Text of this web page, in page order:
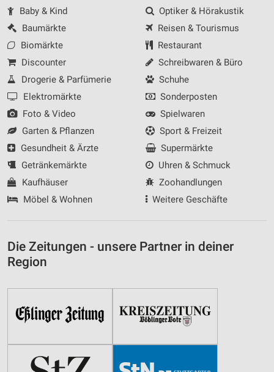
Baby & Kind
Baumärkte
Biomärkte
Discounter
Drogerie & Parfümerie
Elektromärkte
Foto & Video
Garten & Pflanzen
Gesundheit & Ärzte
Getränkemärkte
Kaufhäuser
Möbel & Wohnen
Optiker & Hörakustik
Reisen & Tourismus
Restaurant
Schreibwaren & Büro
Schuhe
Sonderposten
Spielwaren
Sport & Freizeit
Supermärkte
Uhren & Schmuck
Zoohandlungen
Weitere Geschäfte
Die Zeitungen - unsere Partner in deiner
Region